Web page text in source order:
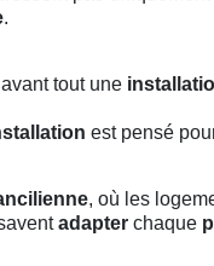
.
avant tout une
est pensé
, où les
adapter chaque